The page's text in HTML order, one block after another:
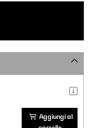
Aggiungi al